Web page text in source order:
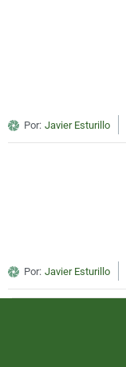
Por: Javier Esturillo
Por: Javier Esturillo